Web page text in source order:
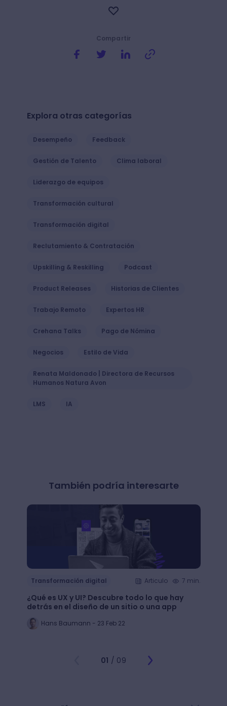
Compartir
Explora otras categorías
Desempeño Feedback
Gestión de Talento Clima laboral
Liderazgo de equipos
Transformación cultural
Transformación digital
Reclutamiento & Contratación
Upskilling & Reskilling Podcast
Product Releases Historias de Clientes
Trabajo Remoto Expertos HR
Crehana Talks Pago de Nómina
Negocios Estilo de Vida
Renata Maldonado | Directora de Recursos
Humanos Natura Avon
LMS IA
También podría interesarte
Transformación digital Articulo 7 min.
¿Qué es UX y UI? Descubre todo lo que hay
detrás en el diseño de un sitio o una app
Hans Baumann - 23 Feb 22
01 / 09